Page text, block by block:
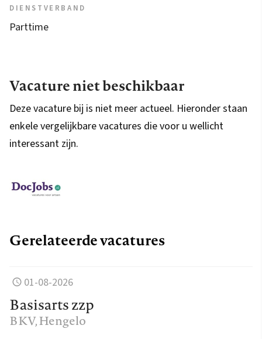
DIENSTVERBAND
Parttime
Vacature niet beschikbaar
Deze vacature bij is niet meer actueel. Hieronder staan
enkele vergelijkbare vacatures die voor u wellicht
interessant zijn.
Gerelateerde vacatures
01-08-2026
Basisarts zzp
BKV, Hengelo